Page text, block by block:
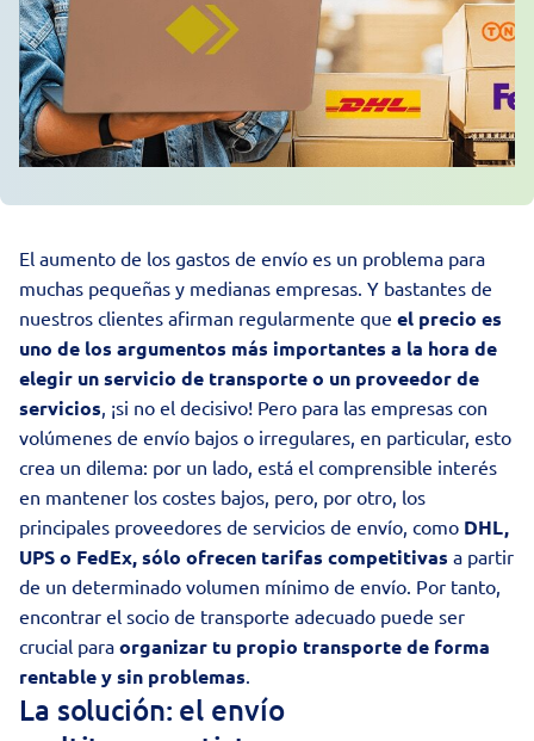
El aumento de los gastos de envío es un problema para
muchas pequeñas y medianas empresas. Y bastantes de
nuestros clientes afirman regularmente que el precio es
uno de los argumentos más importantes a la hora de
elegir un servicio de transporte o un proveedor de
servicios, ¡si no el decisivo! Pero para las empresas con
volúmenes de envío bajos o irregulares, en particular, esto
crea un dilema: por un lado, está el comprensible interés
en mantener los costes bajos, pero, por otro, los
principales proveedores de servicios de envío, como DHL,
UPS o FedEx, sólo ofrecen tarifas competitivas a partir
de un determinado volumen mínimo de envío. Por tanto,
encontrar el socio de transporte adecuado puede ser
crucial para organizar tu propio transporte de forma
rentable y sin problemas.
La solución: el envío